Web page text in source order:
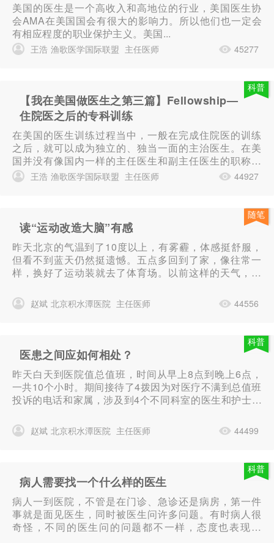
美国的医生是一个高收入和高地位的行业，美国医生协
会AMA在美国国会有很大的影响力。所以他们也一定会
有相应程度的职业保护主义。美国...
王浩 渔歌医学国际联盟 主任医师 45277
【我在美国做医生之第三篇】Fellowship—
住院医之后的专科训练
在美国的医生训练过程当中，一般在完成住院医的训练
之后，就可以成为独立的、独当一面的主治医生。在美
国并没有像国内一样的主任医生和副主任医生的职称。
主治医生就是完全一个人独立负责、独当一面的。当然
在完成住院医训练之后，还要取得在...
科普
王浩 渔歌医学国际联盟 主任医师 44927
读“运动改造大脑”有感
昨天北京的气温到了10度以上，有雾霾，体感挺舒服，
但看不到蓝天仍然挺遗憾。五点多回到了家，像往常一
样，换好了运动装就去了体育场。以前这样的天气，这
人确实不多，操场几位跑步的人，...
随笔
赵斌 北京积水潭医院 主任医师 44556
医患之间应如何相处？
昨天白天到医院值总值班，时间从早上8点到晚上6点，
一共10个小时。期间接待了4拨因为对医疗不满到总值班
投诉的电话和家属，涉及到4个不同科室的医生和护士。
和谈吐，像一个讲道理的人...
科普
赵斌 北京积水潭医院 主任医师 44499
病人需要找一个什么样的医生
病人一到医院，不管是在门诊、急诊还是病房，第一件
事就是面见医生，同时被医生问许多问题。有时病人很
奇怪，不同的医生问的问题都不一样，态度也表现不
科普